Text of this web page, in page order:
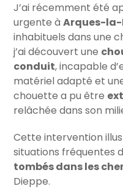
J’ai récemment été
urgente àArques-
inhabituels dans une
j’ai découvert une
conduit, incapable
matériel adapté et
chouette a pu être
relâchée dans son
Cette intervention
situations fréquentes
tombés dans les
Dieppe.